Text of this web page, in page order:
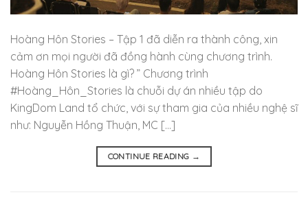
Hoàng Hôn Stories – Tập 1 đã diễn ra thành công, xin
cảm ơn mọi người đã đồng hành cùng chương trình.
Hoàng Hôn Stories là gì? ” Chương trình
#Hoàng_Hôn_Stories là chuỗi dự án nhiều tập do
KingDom Land tổ chức, với sự tham gia của nhiều nghệ sĩ
như: Nguyễn Hồng Thuận, MC […]
CONTINUE READING →